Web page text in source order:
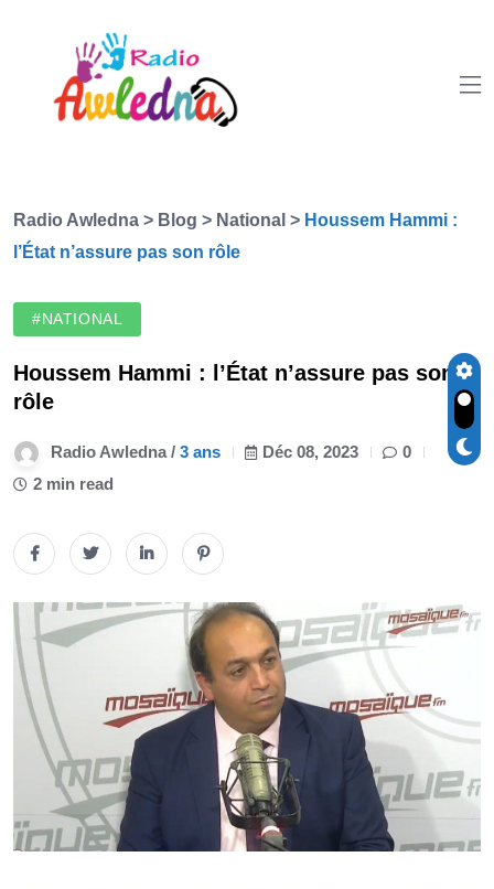
Radio Awledna > Blog > National > Houssem Hammi :
l’État n’assure pas son rôle
#NATIONAL
Houssem Hammi : l’État n’assure pas son
rôle
Radio Awledna / 3 ans Déc 08, 2023
0
2 min read